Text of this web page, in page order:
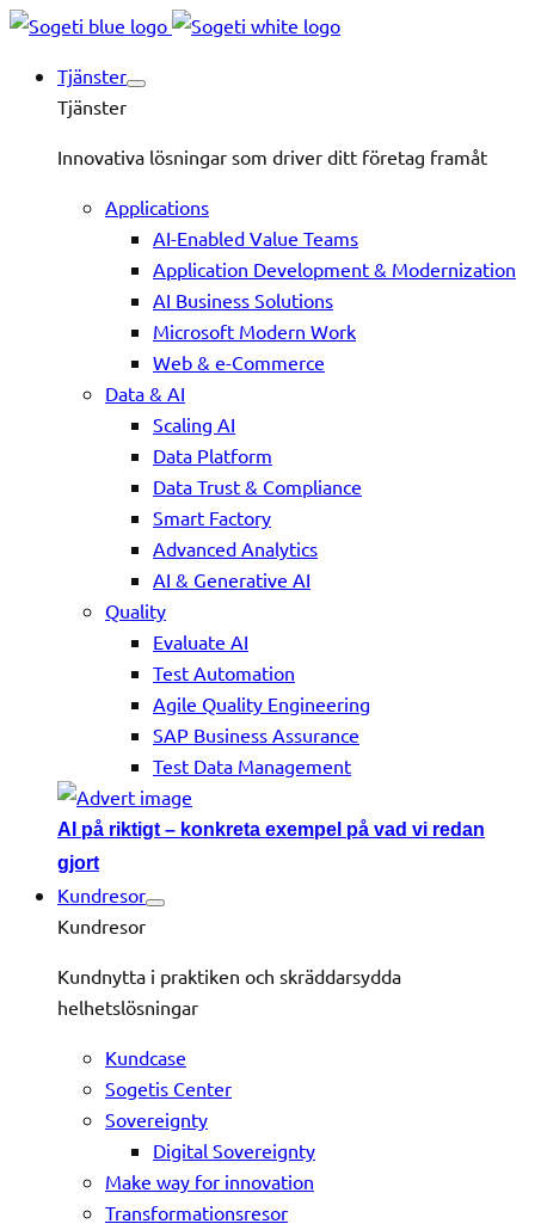
Tjänster
Tjänster
Innovativa lösningar som driver ditt företag framåt
Applications
AI-Enabled Value Teams
Application Development & Modernization
AI Business Solutions
Microsoft Modern Work
Web & e-Commerce
Data & AI
Scaling AI
Data Platform
Data Trust & Compliance
Smart Factory
Advanced Analytics
AI & Generative AI
Quality
Evaluate AI
Test Automation
Agile Quality Engineering
SAP Business Assurance
Test Data Management
AI på riktigt – konkreta exempel på vad vi redan
gjort
Kundresor
Kundresor
Kundnytta i praktiken och skräddarsydda
helhetslösningar
Kundcase
Sogetis Center
Sovereignty
Digital Sovereignty
Make way for innovation
Transformationsresor